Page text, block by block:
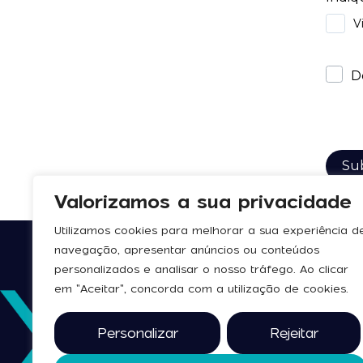
Valorizamos a sua privacidade
Utilizamos cookies para melhorar a sua experiência
navegação, apresentar anúncios ou conteúdos
personalizados e analisar o nosso tráfego. Ao clicar
em "Aceitar", concorda com a utilização de cookies.
Personalizar Rejeitar